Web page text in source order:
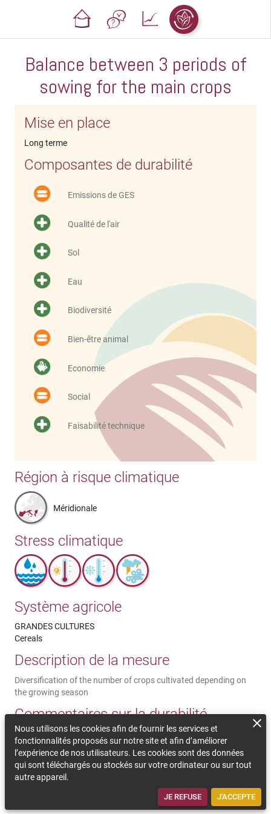
Balance between 3 periods of
sowing for the main crops
Mise en place
Long terme
Composantes de durabilité
Emissions de GES
Qualité de l'air
Sol
Eau
Biodiversité
Bien-être animal
Economie
Social
Faisabilité technique
Région à risque climatique
Méridionale
Stress climatique
Système agricole
GRANDES CULTURES
Cereals
Description de la mesure
Diversification of the number of crops cultivated depending on
the growing season
Commentaires sur la durabilité
It could suppose better incomes for the farmer, low economic
risk with a higher diversification based on the potential climate
stress impacts at farm level. Better risk diversification. May need
advisory for new crops. Mixt systems are more resilient to
plagues and extreme weather events as drought and high
Nous utilisons les cookies afin de fournir les services et
fonctionnalités proposés sur notre site et afin d’améliorer
l’expérience de nos utilisateurs. Les cookies sont des données
qui sont téléchargés ou stockés sur votre ordinateur ou sur tout
autre appareil.
JE REFUSE J'ACCEPTE